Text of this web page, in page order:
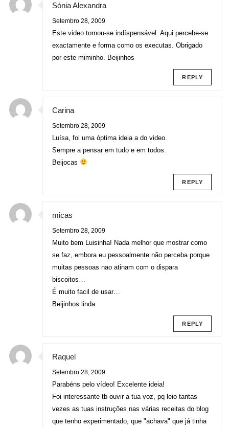
Sónia Alexandra
Setembro 28, 2009
Este video tornou-se indíspensável. Aqui percebe-se
exactamente e forma como os executas. Obrigado
por este miminho. Beijinhos
REPLY
Carina
Setembro 28, 2009
Luísa, foi uma óptima ideia a do video.
Sempre a pensar em tudo e em todos.
Beijocas
REPLY
micas
Setembro 28, 2009
Muito bem Luisinha! Nada melhor que mostrar como
se faz, embora eu pessoalmente não perceba porque
muitas pessoas nao atinam com o dispara
biscoitos…
É muito facil de usar…
Beijinhos linda
REPLY
Raquel
Setembro 28, 2009
Parabéns pelo vídeo! Excelente ideia!
Foi interessante tb ouvir a tua voz, pq leio tantas
vezes as tuas instruções nas várias receitas do blog
que tenho experimentado, que "achava" que já tinha